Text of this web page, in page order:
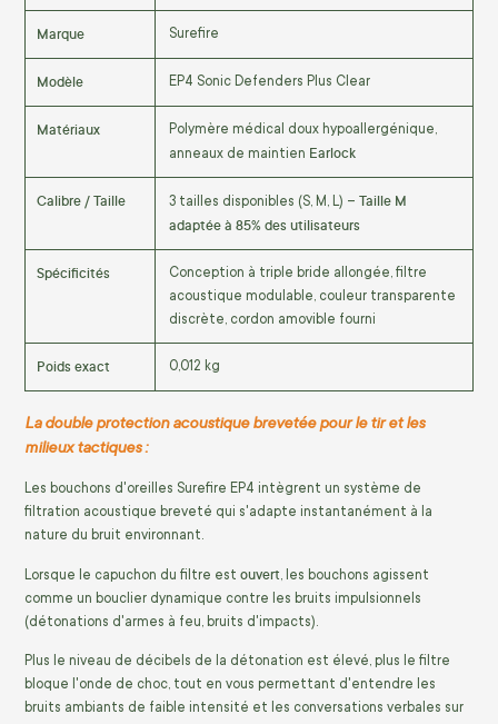
Marque Surefire
Modèle EP4 Sonic Defenders Plus Clear
Matériaux
Polymère médical doux hypoallergénique,
anneaux de maintien Earlock
Calibre / Taille 3 tailles disponibles (S, M, L) – Taille M
adaptée à 85% des utilisateurs
Spécificités
Conception à triple bride allongée, filtre
acoustique modulable, couleur transparente
discrète, cordon amovible fourni
Poids exact 0,012 kg
La double protection acoustique brevetée pour le tir et les
milieux tactiques :
Les bouchons d'oreilles Surefire EP4 intègrent un système de
filtration acoustique breveté qui s'adapte instantanément à la
nature du bruit environnant.
Lorsque le capuchon du filtre est ouvert, les bouchons agissent
comme un bouclier dynamique contre les bruits impulsionnels
(détonations d'armes à feu, bruits d'impacts).
Plus le niveau de décibels de la détonation est élevé, plus le filtre
bloque l'onde de choc, tout en vous permettant d'entendre les
bruits ambiants de faible intensité et les conversations verbales sur